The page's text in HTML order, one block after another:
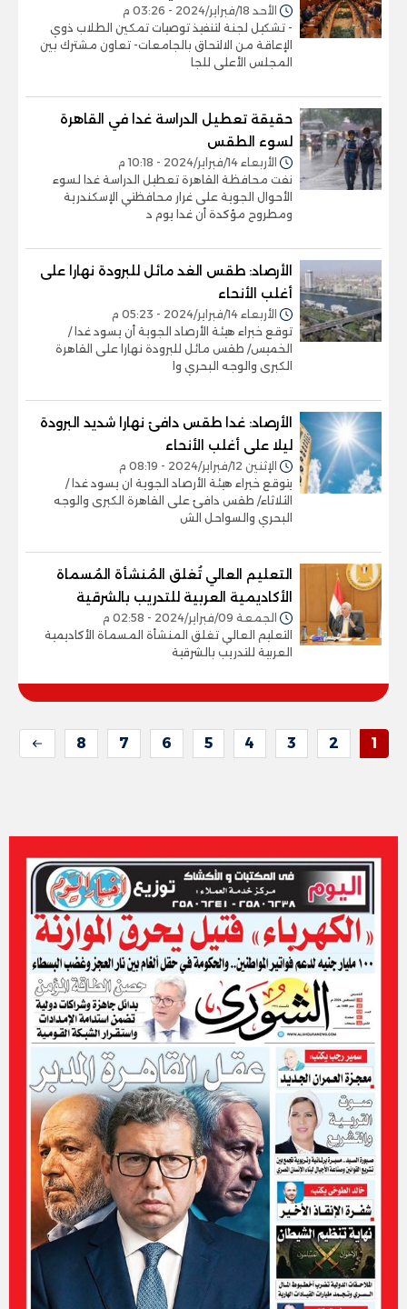
الأحد 18/فبراير/2024 - 03:26 م
- تشكيل لجنة لتنفيذ توصيات تمكين الطلاب ذوي
الإعاقة من الالتحاق بالجامعات- تعاون مشترك بين
المجلس الأعلى للجا
حقيقة تعطيل الدراسة غدا في القاهرة
لسوء الطقس
الأربعاء 14/فبراير/2024 - 10:18 م
نفت محافظة القاهرة تعطيل الدراسة غدا لسوء
الأحوال الجوية على غرار محافظتي الإسكندرية
ومطروح مؤكدة أن غدا يوم د
الأرصاد: طقس الغد مائل للبرودة نهارا على
أغلب الأنحاء
الأربعاء 14/فبراير/2024 - 05:23 م
توقع خبراء هيئة الأرصاد الجوية أن يسود غدا /
الخميس/ طقس مائل للبرودة نهارا على القاهرة
الكبرى والوجه البحري وا
الأرصاد: غدا طقس دافئ نهارا شديد البرودة
ليلا على أغلب الأنحاء
الإثنين 12/فبراير/2024 - 08:19 م
يتوقع خبراء هيئة الأرصاد الجوية ان يسود غدا /
الثلاثاء/ طقس دافئ على القاهرة الكبرى والوجه
البحري والسواحل الش
التعليم العالي تُغلق المُنشأة المُسماة
الأكاديمية العربية للتدريب بالشرقية
الجمعة 09/فبراير/2024 - 02:58 م
التعليم العالي تغلق المنشأة المسماة الأكاديمية
العربية للتدريب بالشرقية
1
2
3
4
5
6
7
8